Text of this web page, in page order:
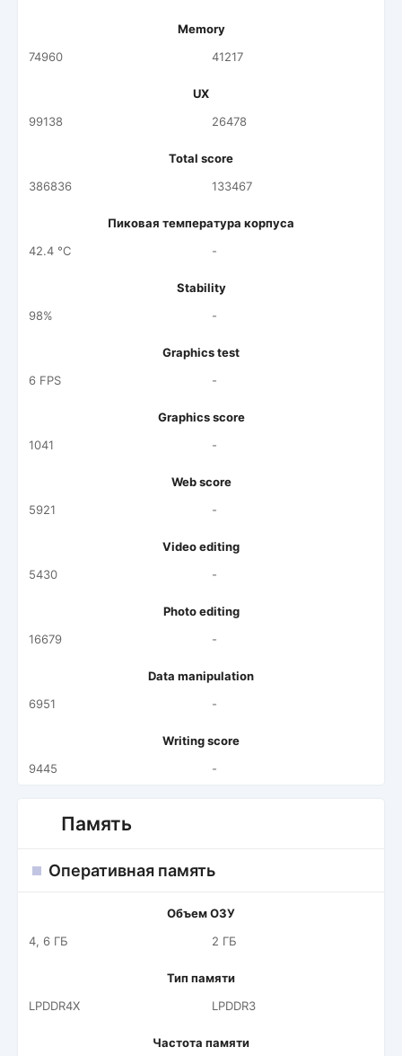
Memory
74960
41217
UX
99138
26478
Total score
386836
133467
Пиковая температура корпуса
42.4 °C
-
Stability
98%
-
Graphics test
6 FPS
-
Graphics score
1041
-
Web score
5921
-
Video editing
5430
-
Photo editing
16679
-
Data manipulation
6951
-
Writing score
9445
-
Память
Оперативная память
Объем ОЗУ
4, 6 ГБ
2 ГБ
Тип памяти
LPDDR4X
LPDDR3
Частота памяти